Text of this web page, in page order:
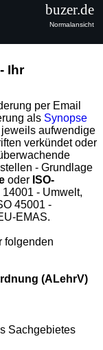
Ihr
per Email
als Synopse
aufwendige
verkündet oder
- Grundlage
oder ISO-
- Umwelt,
45001 -
EMAS.
folgenden
(ALehrV)
Sachgebietes
buzer.de
Normalansicht